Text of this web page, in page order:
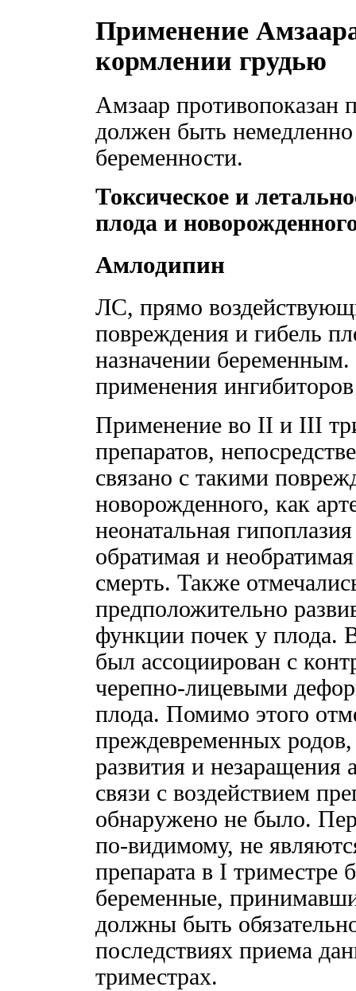
Применение
кормлении грудью
Амзаар противопоказан
должен быть
беременности.
Токсическое и
плода и
Амлодипин
ЛС, прямо
повреждения и гибель
назначении
применения
Применение во II и III
препаратов,
связано с такими
новорожденного, как
неонатальная
обратимая и
смерть. Также
предположительно
функции почек у плода.
был ассоциирован с
черепно-лицевыми
плода. Помимо этого
преждевременных
развития и незаращения
связи с воздействием
обнаружено не было.
по-видимому, не
препарата в I триместре
беременные,
должны быть
последствиях приема
триместрах.